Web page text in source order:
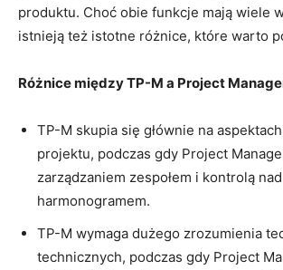
produktu. Choć obie funkcje ⁤mają wiele
⁣istnieją też ⁢istotne różnice, ⁢które ⁤warto⁤
Różnice między TP-M a Project
TP-M skupia‍ się⁣ głównie na⁢
projektu, podczas gdy⁣ Project
‍zarządzaniem zespołem ‍i kontrolą ⁢nad‍
harmonogramem.
TP-M wymaga dużego zrozumienia
technicznych, podczas gdy Project